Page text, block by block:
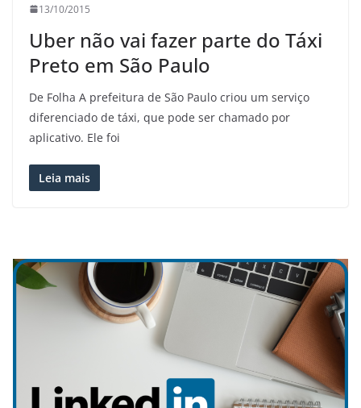
13/10/2015
Uber não vai fazer parte do Táxi
Preto em São Paulo
De Folha A prefeitura de São Paulo criou um serviço
diferenciado de táxi, que pode ser chamado por
aplicativo. Ele foi
Leia mais